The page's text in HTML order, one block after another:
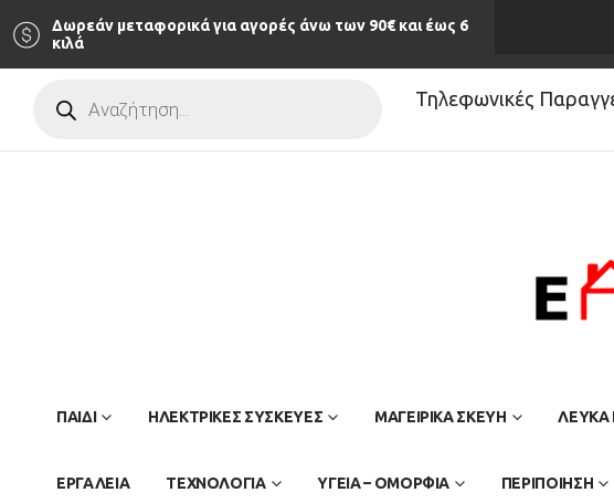
Δωρεάν μεταφορικά για αγορές άνω των 90‎€ και έως 6
κιλά
Τηλεφωνικές
ΠΑΙΔΊ ΗΛΕΚΤΡΙΚΕΣ ΣΥΣΚΕΥΕΣ ΜΑΓΕΙΡΙΚΑ ΣΚΕΥΗ ΛΕΥΚΆ
ΕΡΓΑΛΕΙΑ ΤΕΧΝΟΛΟΓΙΑ ΥΓΕΙΑ – ΟΜΟΡΦΙΑ ΠΕΡΙΠΟΙΗΣΗ